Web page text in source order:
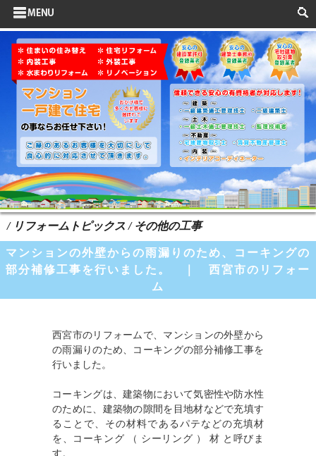
/ リフォームトピックス / その他の工事
マンションの外壁からの雨漏りのため、コーキングの
部分補修工事を行いました。 ｜ 西宮市のリフォー
ム
西宮市のリフォームで、マンションの外壁から
の雨漏りのため、コーキングの部分補修工事を
行いました。
コーキングは、建築物において気密性や防水性
のために、建築物の隙間を目地材などで充填す
ることで、その材料であるパテなどの充填材
を、コーキング （ シーリング ） 材 と呼びま
す。
サイドメニュー
お客様の声
水まわりリフォーム
ポイントリフォーム
よくある質問
HOME
検索